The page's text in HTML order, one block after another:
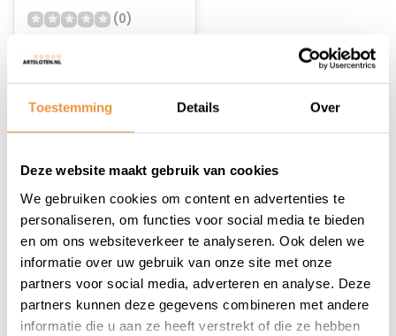
Toestemming Details Over
Deze website maakt gebruik van cookies
We gebruiken cookies om content en advertenties te
personaliseren, om functies voor social media te bieden
en om ons websiteverkeer te analyseren. Ook delen we
informatie over uw gebruik van onze site met onze
partners voor social media, adverteren en analyse. Deze
partners kunnen deze gegevens combineren met andere
informatie die u aan ze heeft verstrekt of die ze hebben
(0)
etui en 4 lenzen - wit
39,95
1